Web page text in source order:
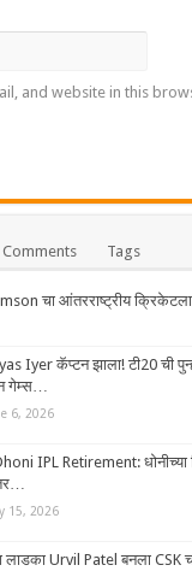
and website in this
Comments Tags
चा आंतरराष्ट्रीय
Iyer कॅप्टन झाला! टी20 ची
गेम्स…
6, 2026
IPL Retirement: धोनीच्या
15, 2026
लाडका Urvil Patel बनला